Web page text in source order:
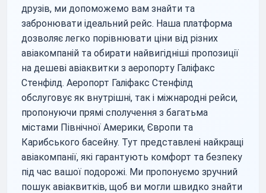
друзів, ми допоможемо вам знайти та
забронювати ідеальний рейс. Наша платформа
дозволяє легко порівнювати ціни від різних
авіакомпаній та обирати найвигідніші пропозиції
на дешеві авіаквитки з аеропорту Галіфакс
Стенфілд. Аеропорт Галіфакс Стенфілд
обслуговує як внутрішні, так і міжнародні рейси,
пропонуючи прямі сполучення з багатьма
містами Північної Америки, Європи та
Карибського басейну. Тут представлені найкращі
авіакомпанії, які гарантують комфорт та безпеку
під час вашої подорожі. Ми пропонуємо зручний
пошук авіаквитків, щоб ви могли швидко знайти